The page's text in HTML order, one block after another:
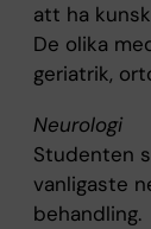
att ha
De olika
geriatrik,
Neurologi
Studenten
vanligaste
behandling.